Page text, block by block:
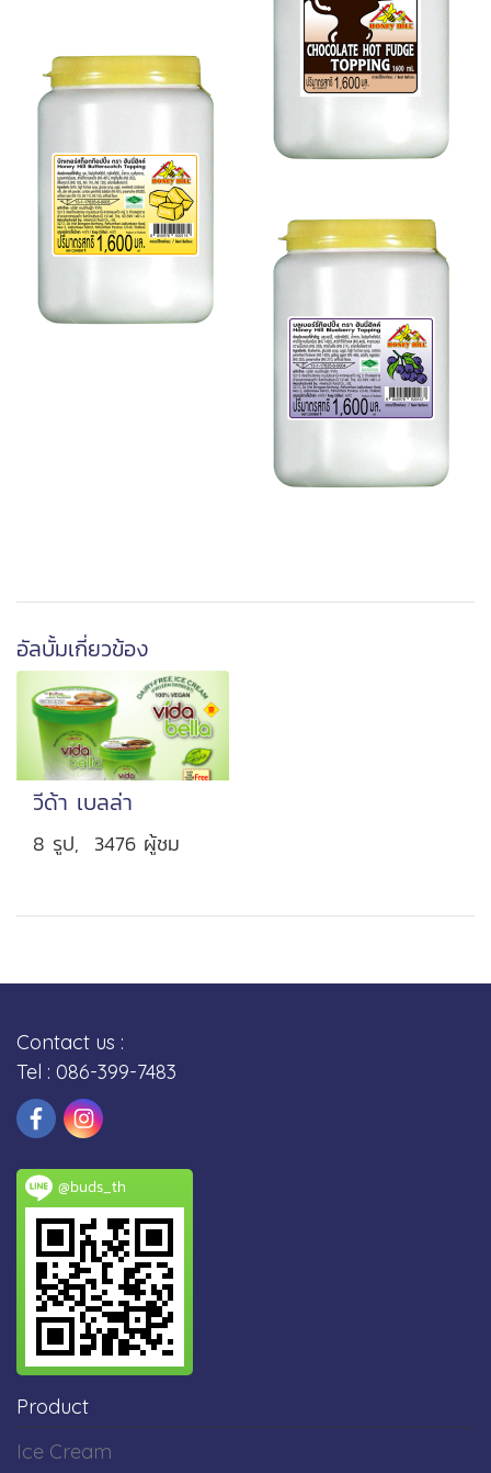
อัลบั้มเกี่ยวข้อง
วีด้า เบลล่า
8 รูป, 3476 ผู้ชม
Contact us :
Tel : 086-399-7483
@buds_th
Product
Ice Cream